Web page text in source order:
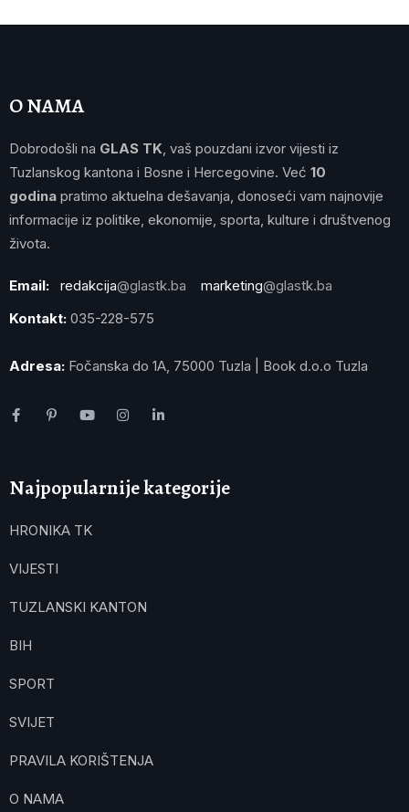
O NAMA
Dobrodošli na GLAS TK , vaš pouzdani izvor vijesti iz
Tuzlanskog kantona i Bosne i Hercegovine. Već 10
godina pratimo aktuelna dešavanja, donoseći vam najnovije
informacije iz politike, ekonomije, sporta, kulture i društvenog
života.
Email: redakcija@glastk.ba marketing@glastk.ba
Kontakt: 035-228-575
Adresa: Fočanska do 1A, 75000 Tuzla | Book d.o.o Tuzla
Najpopularnije kategorije
HRONIKA TK
VIJESTI
TUZLANSKI KANTON
BIH
SPORT
SVIJET
PRAVILA KORIŠTENJA
O NAMA